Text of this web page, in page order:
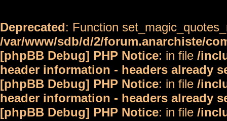
Deprecated: Function
/var/www/sdb/d/2/forum.anarchiste/
[phpBB Debug] PHP Notice: in file /
header information - headers already
[phpBB Debug] PHP Notice: in file /
header information - headers already
[phpBB Debug] PHP Notice: in file /